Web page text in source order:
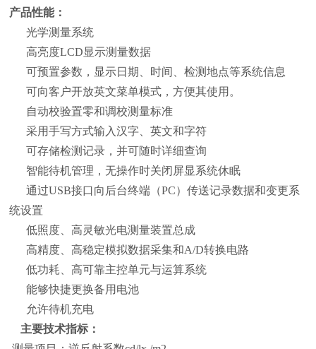
产品性能：
光学测量系统
高亮度LCD显示测量数据
可预置参数，显示日期、时间、检测地点等系统信息
可向客户开放英文菜单模式，方便其使用。
自动校验置零和调校测量标准
采用手写方式输入汉字、英文和字符
可存储检测记录，并可随时详细查询
智能待机管理，无操作时关闭屏显系统休眠
通过USB接口向后台终端（PC）传送记录数据和变更系
统设置
低照度、高灵敏光电测量装置总成
高精度、高稳定模拟数据采集和A/D转换电路
低功耗、高可靠主控单元与运算系统
能够快捷更换备用电池
允许待机充电
主要技术指标：